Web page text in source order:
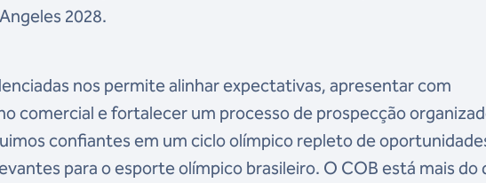
2028.
nos permite alinhar expectativas, apresentar com
comercial e fortalecer um processo de prospecção
confiantes em um ciclo olímpico repleto de
para o esporte olímpico brasileiro. O COB está mais do